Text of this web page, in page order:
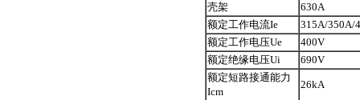
壳架
630A
额定工作电流Ie
315A/350A/
额定工作电压Ue
400V
额定绝缘电压Ui
690V
额定短路接通能力
Icm
26kA